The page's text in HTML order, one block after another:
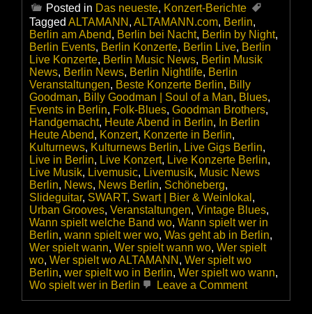
Posted in Das neueste, Konzert-Berichte
Tagged ALTAMANN , ALTAMANN.com, Berlin,
Berlin am Abend, Berlin bei Nacht, Berlin by Night,
Berlin Events, Berlin Konzerte, Berlin Live, Berlin
Live Konzerte, Berlin Music News, Berlin Musik
News, Berlin News, Berlin Nightlife, Berlin
Veranstaltungen, Beste Konzerte Berlin, Billy
Goodman, Billy Goodman | Soul of a Man, Blues,
Events in Berlin, Folk-Blues, Goodman Brothers,
Handgemacht, Heute Abend in Berlin, In Berlin
Heute Abend, Konzert, Konzerte in Berlin,
Kulturnews, Kulturnews Berlin, Live Gigs Berlin,
Live in Berlin, Live Konzert, Live Konzerte Berlin,
Live Musik, Livemusic, Livemusik, Music News
Berlin, News, News Berlin, Schöneberg,
Slideguitar, SWART, Swart | Bier & Weinlokal ,
Urban Grooves, Veranstaltungen, Vintage Blues,
Wann spielt welche Band wo, Wann spielt wer in
Berlin, wann spielt wer wo, Was geht ab in Berlin,
Wer spielt wann, Wer spielt wann wo, Wer spielt
wo, Wer spielt wo ALTAMANN , Wer spielt wo
Berlin, wer spielt wo in Berlin, Wer spielt wo wann,
Wo spielt wer in Berlin
Leave a Commenton